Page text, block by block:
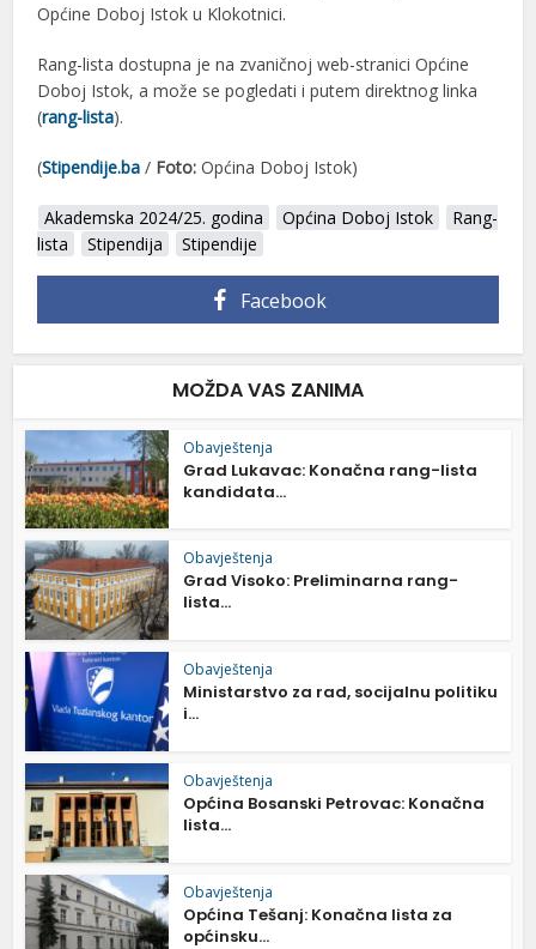
Općine Doboj Istok u Klokotnici.
Rang-lista dostupna je na zvaničnoj web-stranici Općine
Doboj Istok, a može se pogledati i putem direktnog linka
(rang-lista).
(Stipendije.ba / Foto: Općina Doboj Istok)
Akademska 2024/25. godina Općina Doboj Istok
Rang-
lista
Stipendija Stipendije
Facebook
MOŽDA VAS ZANIMA
Obavještenja
Grad Lukavac: Konačna rang-lista
kandidata...
Obavještenja
Grad Visoko: Preliminarna rang-
lista...
Obavještenja
Ministarstvo za rad, socijalnu politiku
i...
Obavještenja
Općina Bosanski Petrovac: Konačna
lista...
Obavještenja
Općina Tešanj: Konačna lista za
općinsku...